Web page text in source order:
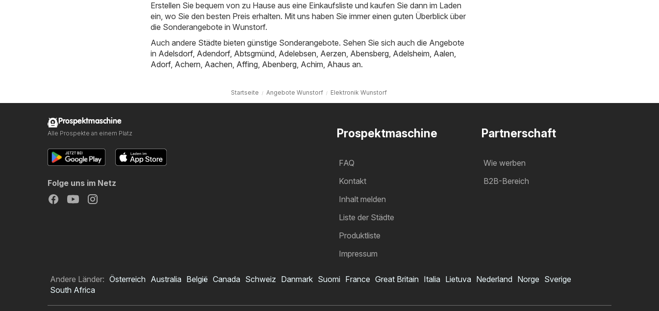
Erstellen Sie bequem von zu Hause aus eine Einkaufsliste und kaufen Sie dann im Laden
ein, wo Sie den besten Preis erhalten. Mit uns haben Sie immer einen guten Überblick über
die Sonderangebote in Wunstorf.
Auch andere Städte bieten günstige Sonderangebote. Sehen Sie sich auch die Angebote
in Adelsdorf, Adendorf, Abtsgmünd, Adelebsen, Aerzen, Abensberg, Adelsheim, Aalen,
Adorf, Achern, Aachen, Affing, Abenberg, Achim, Ahaus an.
Startseite Angebote Wunstorf Elektronik Wunstorf
Prospektmaschine
FAQ
Kontakt
Inhalt melden
Liste der Städte
Produktliste
Impressum
Partnerschaft
Wie werben
B2B-Bereich
Prospektmaschine
Alle Prospekte an einem Platz
Folge uns im Netz
Andere Länder: Österreich Australia België Canada Schweiz Danmark Suomi France Great Britain Italia Lietuva Nederland Norge Sverige
South Africa